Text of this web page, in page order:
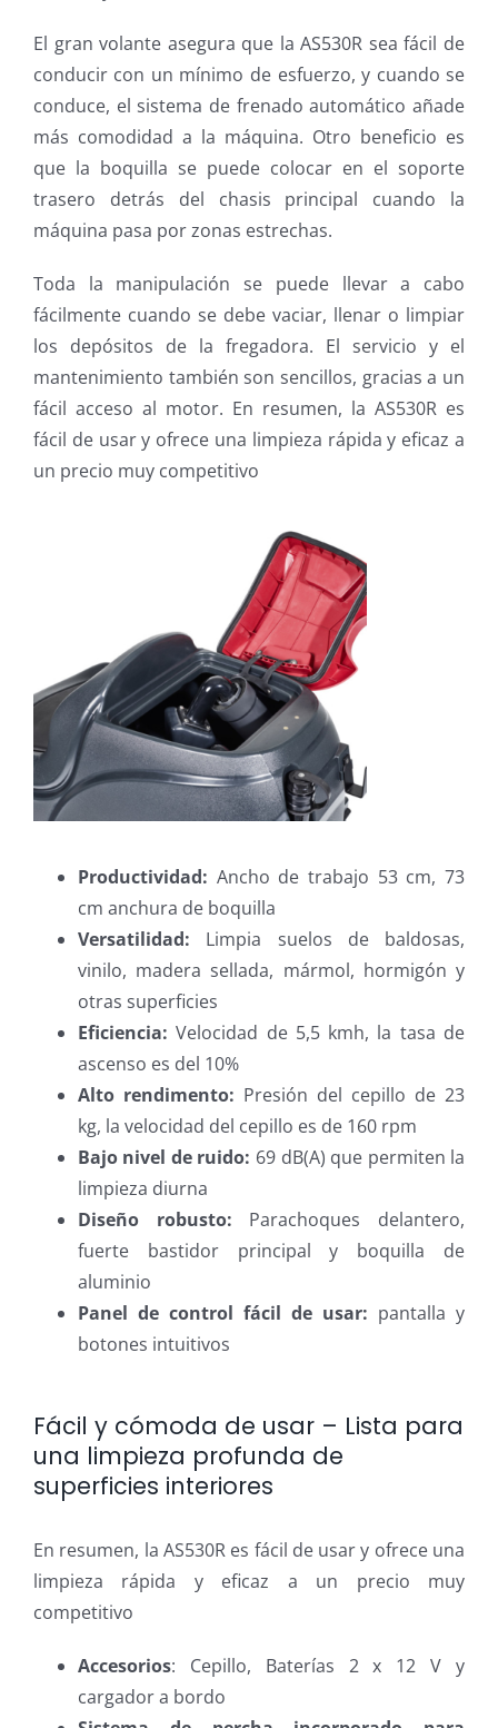
El gran volante asegura que la AS530R sea fácil de
conducir con un mínimo de esfuerzo, y cuando se
conduce, el sistema de frenado automático añade
más comodidad a la máquina. Otro beneficio es
que la boquilla se puede colocar en el soporte
trasero detrás del chasis principal cuando la
máquina pasa por zonas estrechas.
Toda la manipulación se puede llevar a cabo
fácilmente cuando se debe vaciar, llenar o limpiar
los depósitos de la fregadora. El servicio y el
mantenimiento también son sencillos, gracias a un
fácil acceso al motor. En resumen, la AS530R es
fácil de usar y ofrece una limpieza rápida y eficaz a
un precio muy competitivo
Productividad: Ancho de trabajo 53 cm, 73
cm anchura de boquilla
Versatilidad: Limpia suelos de baldosas,
vinilo, madera sellada, mármol, hormigón y
otras superficies
Eficiencia: Velocidad de 5,5 kmh, la tasa de
ascenso es del 10%
Alto rendimento: Presión del cepillo de 23
kg, la velocidad del cepillo es de 160 rpm
Bajo nivel de ruido: 69 dB(A) que permiten la
limpieza diurna
Diseño robusto: Parachoques delantero,
fuerte bastidor principal y boquilla de
aluminio
Panel de control fácil de usar: pantalla y
botones intuitivos
Fácil y cómoda de usar – Lista para
una limpieza profunda de
superficies interiores
En resumen, la AS530R es fácil de usar y ofrece una
limpieza rápida y eficaz a un precio muy
competitivo
Accesorios: Cepillo, Baterías 2 x 12 V y
cargador a bordo